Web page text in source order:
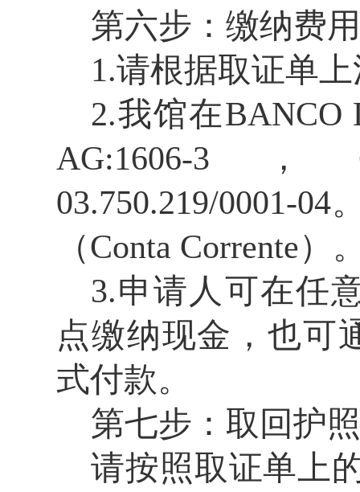
第六步：缴纳费用
1.请根据取证单
2.我馆在BANCO
AG:1606-3 ，
03.750.219/0001-04
（Conta Corrente）
3.申请人可在任
点缴纳现金，也可
式付款。
第七步：取回护照
请按照取证单上